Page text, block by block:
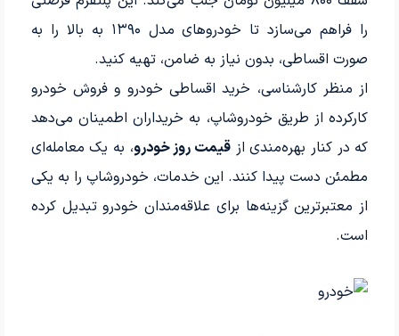
را فراهم می‌سازد تا خودروهای مدل ۱۳۹۰ به بالا را به
صورت اقساطی، بدون نیاز به ضامن، تهیه کنید.
از منظر کارشناسی، خرید اقساطی خودرو و فروش خودرو
کارکرده از طریق خودروشاپ، به خریداران اطمینان می‌دهد
که در کنار بهره‌مندی از قیمت روز خودرو، به یک معامله‌ای
مطمئن دست پیدا کنند. این خدمات، خودروشاپ را به یکی
از معتبرترین گزینه‌ها برای علاقه‌مندان خودرو تبدیل کرده
است.